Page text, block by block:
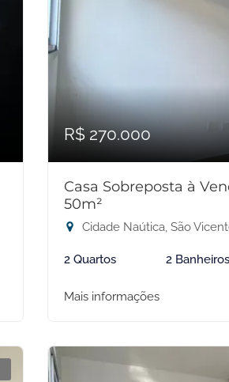
R$ 270.000
Casa Sobreposta à
50m²
Cidade Naútica, São
2 Quartos 2 Banheiros
Mais informações